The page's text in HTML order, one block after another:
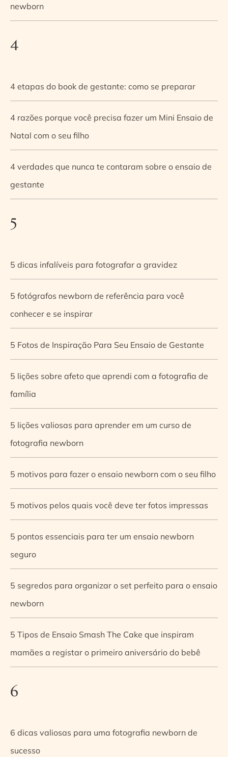
newborn
4
4 etapas do book de gestante: como se preparar
4 razões porque você precisa fazer um Mini Ensaio de
Natal com o seu filho
4 verdades que nunca te contaram sobre o ensaio de
gestante
5
5 dicas infalíveis para fotografar a gravidez
5 fotógrafos newborn de referência para você
conhecer e se inspirar
5 Fotos de Inspiração Para Seu Ensaio de Gestante
5 lições sobre afeto que aprendi com a fotografia de
família
5 lições valiosas para aprender em um curso de
fotografia newborn
5 motivos para fazer o ensaio newborn com o seu filho
5 motivos pelos quais você deve ter fotos impressas
5 pontos essenciais para ter um ensaio newborn
seguro
5 segredos para organizar o set perfeito para o ensaio
newborn
5 Tipos de Ensaio Smash The Cake que inspiram
mamães a registar o primeiro aniversário do bebê
6
6 dicas valiosas para uma fotografia newborn de
sucesso